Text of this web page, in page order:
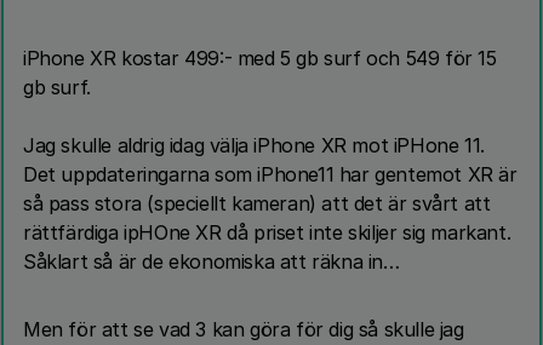
iPhone XR kostar 499:- med 5 gb surf och 549 för 15
gb surf.
Jag skulle aldrig idag välja iPhone XR mot iPHone 11.
Det uppdateringarna som iPhone11 har gentemot XR är
så pass stora (speciellt kameran) att det är svårt att
rättfärdiga ipHOne XR då priset inte skiljer sig markant.
Såklart så är de ekonomiska att räkna in…
Men för att se vad 3 kan göra för dig så skulle jag